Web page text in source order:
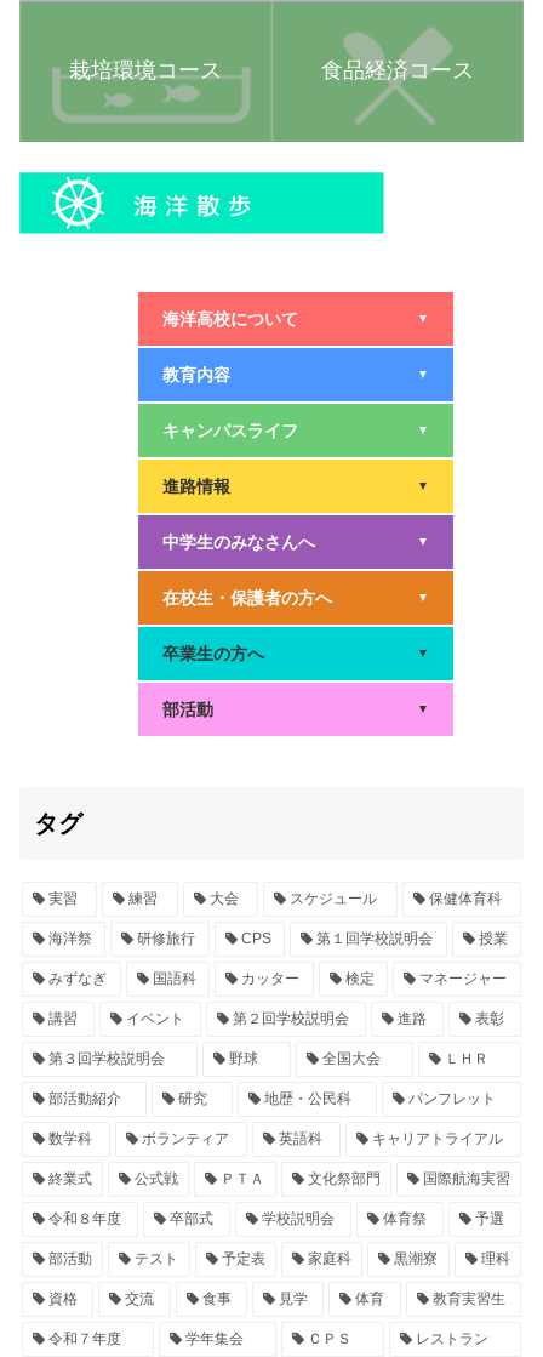
栽培環境コース 食品経済コース
海洋高校について ▼
教育内容 ▼
キャンパスライフ ▼
進路情報 ▼
中学生のみなさんへ ▼
在校生・保護者の方へ ▼
卒業生の方へ ▼
部活動 ▼
タグ
実習 練習 大会 スケジュール 保健体育科
海洋祭 研修旅行 CPS 第１回学校説明会 授業
みずなぎ 国語科 カッター 検定 マネージャー
講習 イベント 第２回学校説明会 進路 表彰
第３回学校説明会 野球 全国大会 ＬＨＲ
部活動紹介 研究 地歴・公民科 パンフレット
数学科 ボランティア 英語科 キャリアトライアル
終業式 公式戦 ＰＴＡ 文化祭部門 国際航海実習
令和８年度 卒部式 学校説明会 体育祭 予選
部活動 テスト 予定表 家庭科 黒潮寮 理科
資格 交流 食事 見学 体育 教育実習生
令和７年度 学年集会 ＣＰＳ レストラン